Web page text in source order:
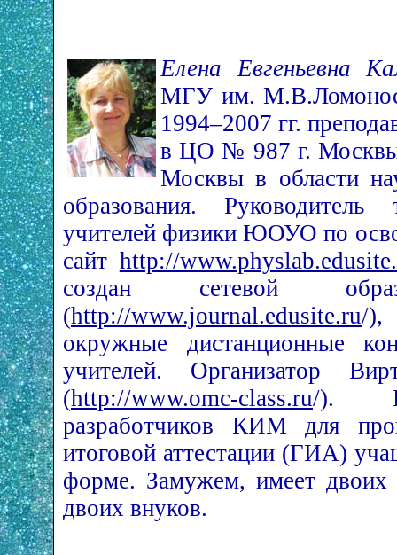
Елена Евгеньевна
МГУ им.
1994–2007 гг.
в ЦО № 987 г.
Москвы в области
образования. Руководитель
учителей физики ЮОУО по
сайт http://
создан сетевой
(http://www.journal.edusite.ru/),
окружные дистанционные
учителей. Организатор
(http://www.omc-class.ru/).
разработчиков КИМ для
итоговой аттестации (ГИА)
форме. Замужем, имеет
двоих внуков.